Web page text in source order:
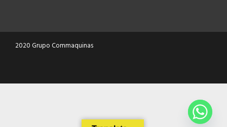
2020 Grupo Commaquinas